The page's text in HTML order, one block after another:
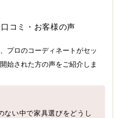
コミ・お客様の声
プロのコーディネートがセッ
始された方の声をご紹介しま
ない中で家具選びをどうし